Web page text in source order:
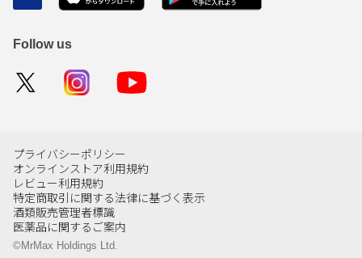
Follow us
プライバシーポリシー
オンラインストア利用規約
レビュー利用規約
特定商取引に関する法律に基づく表示
酒類販売管理者標識
医薬品に関するご案内
©MrMax Holdings Ltd.